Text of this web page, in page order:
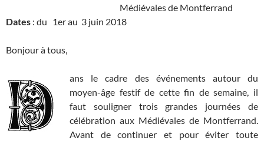
Médiévales de Montferrand
Dates : du 1er au 3 juin 2018
Bonjour à tous,
ans le cadre des événements autour du
moyen-âge festif de cette fin de semaine, il
faut souligner trois grandes journées de
célébration aux Médiévales de Montferrand.
Avant de continuer et pour éviter toute